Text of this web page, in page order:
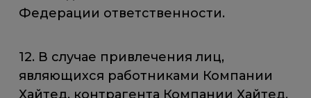
Федерации ответственности.
12. В случае привлечения лиц,
являющихся работниками Компании
Хайтед, контрагента Компании Хайтед,